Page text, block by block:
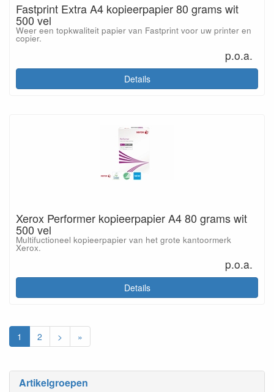
Artikelgroepen
Fastprint Extra A4 kopieerpapier 80 grams wit
500 vel
Weer een topkwaliteit papier van Fastprint voor uw printer en
copier.
p.o.a.
Details
Xerox Performer kopieerpapier A4 80 grams wit
500 vel
Multifuctioneel kopieerpapier van het grote kantoormerk
Xerox.
p.o.a.
Details
1 2 > »